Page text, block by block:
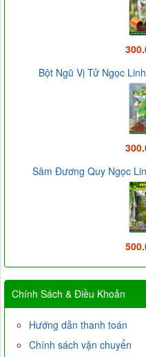
Bột Ngũ Vị Tử Ngọc
Sâm Đương Quy Ngọc
Chính Sách & Điều Khoản
Hướng dẫn thanh toán
Chính sách vận chuyển